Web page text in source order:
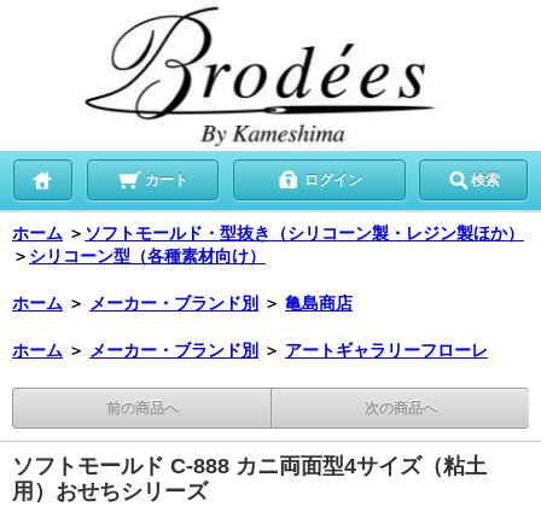
カート ログイン 検索
ホーム ＞ ソフトモールド・型抜き（シリコーン製・レジン製ほか）
＞ シリコーン型（各種素材向け）
ホーム ＞ メーカー・ブランド別 ＞ 亀島商店
ホーム ＞ メーカー・ブランド別 ＞ アートギャラリーフローレ
前の商品へ 次の商品へ
ソフトモールド C-888 カニ両面型4サイズ（粘土
用）おせちシリーズ